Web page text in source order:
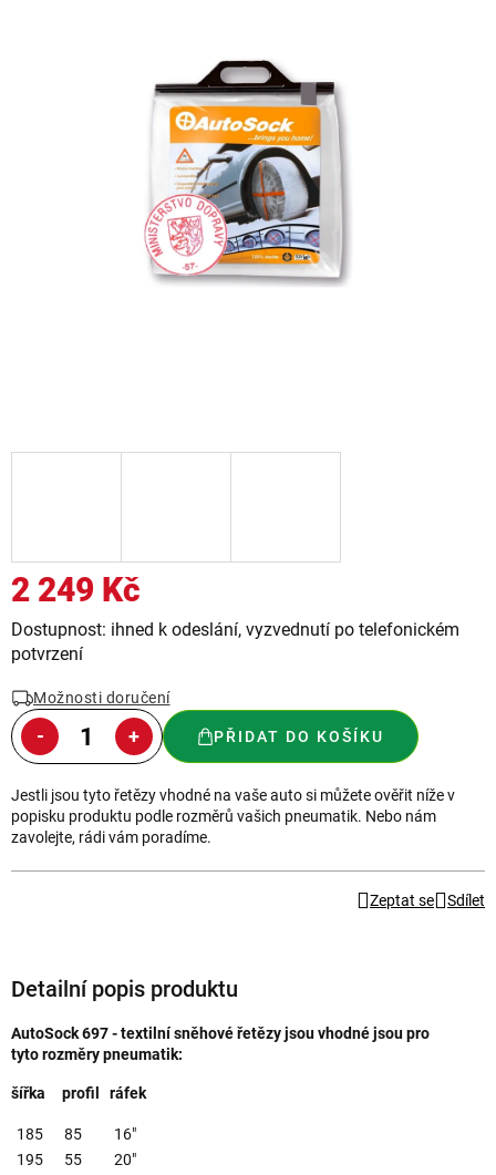
2 249 Kč
Měrná
cena:
Dostupnost: ihned k odeslání, vyzvednutí po telefonickém
potvrzení
Možnosti doručení
PŘIDAT DO KOŠÍKU
Jestli jsou tyto řetězy vhodné na vaše auto si můžete ověřit níže v
popisku produktu podle rozměrů vašich pneumatik. Nebo nám
zavolejte, rádi vám poradíme.
Zeptat se Sdílet
Detailní popis produktu
AutoSock 697 - textilní sněhové řetězy jsou vhodné jsou pro
tyto rozměry pneumatik:
šířka profil ráfek
185 85
16"
195
55
20"